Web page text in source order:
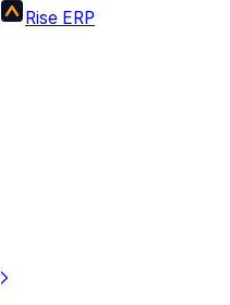
Rise ERP